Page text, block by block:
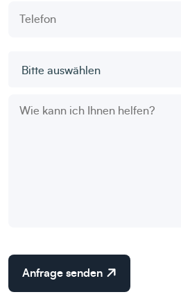
Bitte auswählen
Anfrage senden